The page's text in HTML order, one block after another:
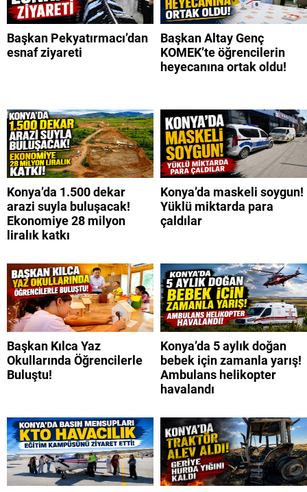
Başkan Pekyatırmacı’dan
esnaf ziyareti
Başkan Altay Genç
KOMEK’te öğrencilerin
heyecanına ortak oldu!
Konya’da 1.500 dekar
arazi suyla buluşacak!
Ekonomiye 28 milyon
liralık katkı
Konya’da maskeli soygun!
Yüklü miktarda para
çaldılar
Başkan Kılca Yaz
Okullarında Öğrencilerle
Buluştu!
Konya’da 5 aylık doğan
bebek için zamanla yarış!
Ambulans helikopter
havalandı